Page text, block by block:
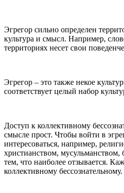
Эгрегор сильно определен
культура и смысл. Например,
территориях несет свои
Эгрегор – это также некое
соответствует целый набор
Доступ к коллективному
смысле прост. Чтобы войти в
интересоваться, например,
христианством,
тем, что наиболее отзывается.
коллективному бессознательному.